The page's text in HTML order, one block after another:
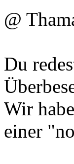
@
Du
Wir
einer